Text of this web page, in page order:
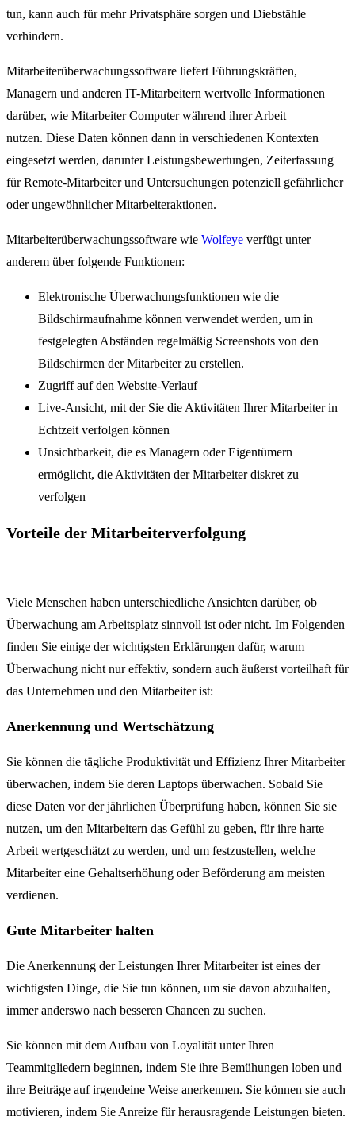
tun, kann auch für mehr Privatsphäre sorgen und Diebstähle
verhindern.
Mitarbeiterüberwachungssoftware liefert Führungskräften,
Managern und anderen IT-Mitarbeitern wertvolle Informationen
darüber, wie Mitarbeiter Computer während ihrer Arbeit
nutzen. Diese Daten können dann in verschiedenen Kontexten
eingesetzt werden, darunter Leistungsbewertungen, Zeiterfassung
für Remote-Mitarbeiter und Untersuchungen potenziell gefährlicher
oder ungewöhnlicher Mitarbeiteraktionen.
Mitarbeiterüberwachungssoftware wie Wolfeye verfügt unter
anderem über folgende Funktionen:
Elektronische Überwachungsfunktionen wie die
Bildschirmaufnahme können verwendet werden, um in
festgelegten Abständen regelmäßig Screenshots von den
Bildschirmen der Mitarbeiter zu erstellen.
Zugriff auf den Website-Verlauf
Live-Ansicht, mit der Sie die Aktivitäten Ihrer Mitarbeiter in
Echtzeit verfolgen können
Unsichtbarkeit, die es Managern oder Eigentümern
ermöglicht, die Aktivitäten der Mitarbeiter diskret zu
verfolgen
Vorteile der Mitarbeiterverfolgung
Viele Menschen haben unterschiedliche Ansichten darüber, ob
Überwachung am Arbeitsplatz sinnvoll ist oder nicht. Im Folgenden
finden Sie einige der wichtigsten Erklärungen dafür, warum
Überwachung nicht nur effektiv, sondern auch äußerst vorteilhaft für
das Unternehmen und den Mitarbeiter ist:
Anerkennung und Wertschätzung
Sie können die tägliche Produktivität und Effizienz Ihrer Mitarbeiter
überwachen, indem Sie deren Laptops überwachen. Sobald Sie
diese Daten vor der jährlichen Überprüfung haben, können Sie sie
nutzen, um den Mitarbeitern das Gefühl zu geben, für ihre harte
Arbeit wertgeschätzt zu werden, und um festzustellen, welche
Mitarbeiter eine Gehaltserhöhung oder Beförderung am meisten
verdienen.
Gute Mitarbeiter halten
Die Anerkennung der Leistungen Ihrer Mitarbeiter ist eines der
wichtigsten Dinge, die Sie tun können, um sie davon abzuhalten,
immer anderswo nach besseren Chancen zu suchen.
Sie können mit dem Aufbau von Loyalität unter Ihren
Teammitgliedern beginnen, indem Sie ihre Bemühungen loben und
ihre Beiträge auf irgendeine Weise anerkennen. Sie können sie auch
motivieren, indem Sie Anreize für herausragende Leistungen bieten.